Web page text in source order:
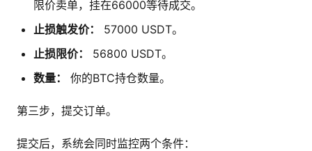
限价卖单，挂在66000等待成交。
止损触发价：
57000 USDT。
止损限价：
56800 USDT。
数量：
你的BTC持仓数量。
第三步，提交订单。
提交后，系统会同时监控两个条件：